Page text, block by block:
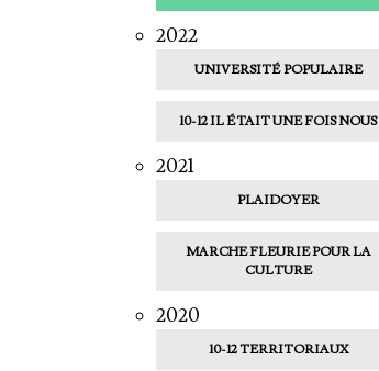
2022
UNIVERSITÉ POPULAIRE
10-12 IL ÉTAIT UNE FOIS NOUS
2021
PLAIDOYER
MARCHE FLEURIE POUR LA
CULTURE
2020
10-12 TERRITORIAUX